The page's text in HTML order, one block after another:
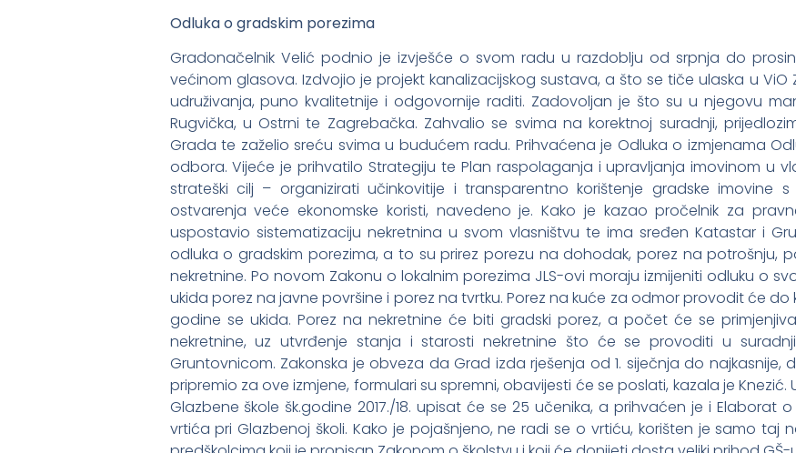
Odluka o gradskim porezima
Gradonačelnik Velić podnio je izvješće o svom radu u razdoblju od srpnja do
većinom glasova. Izdvojio je projekt kanalizacijskog sustava, a što se tiče ulaska u ViO
udruživanja, puno kvalitetnije i odgovornije raditi. Zadovoljan je što su u njegovu
Rugvička, u Ostrni te Zagrebačka. Zahvalio se svima na korektnoj suradnji,
Grada te zaželio sreću svima u budućem radu. Prihvaćena je Odluka o izmjenama
odbora. Vijeće je prihvatilo Strategiju te Plan raspolaganja i upravljanja imovinom u
strateški cilj – organizirati učinkovitije i transparentno korištenje gradske imovine
ostvarenja veće ekonomske koristi, navedeno je. Kako je kazao pročelnik za
uspostavio sistematizaciju nekretnina u svom vlasništvu te ima sređen Katastar i
odluka o gradskim porezima, a to su prirez porezu na dohodak, porez na potrošnju,
nekretnine. Po novom Zakonu o lokalnim porezima JLS-ovi moraju izmijeniti odluku o
ukida porez na javne površine i porez na tvrtku. Porez na kuće za odmor provodit će do
godine se ukida. Porez na nekretnine će biti gradski porez, a počet će se
nekretnine, uz utvrđenje stanja i starosti nekretnine što će se provoditi u
Gruntovnicom. Zakonska je obveza da Grad izda rješenja od 1. siječnja do najkasnije,
pripremio za ove izmjene, formulari su spremni, obavijesti će se poslati, kazala je Knezić.
Glazbene škole šk.godine 2017./18. upisat će se 25 učenika, a prihvaćen je i
vrtića pri Glazbenoj školi. Kako je pojašnjeno, ne radi se o vrtiću, korišten je samo taj